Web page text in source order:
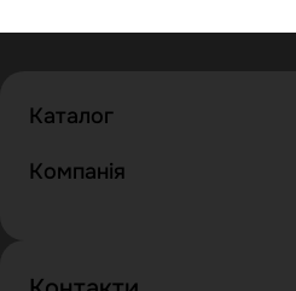
Каталог
Компанія